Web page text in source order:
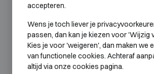
accepteren.
Wens je toch liever je
passen, dan kan je kiezen voor 'Wijzig
Kies je voor 'weigeren', dan maken we
van functionele cookies. Achteraf
altijd via onze cookies pagina.